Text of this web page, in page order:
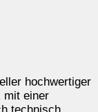
hochwertiger
mit einer